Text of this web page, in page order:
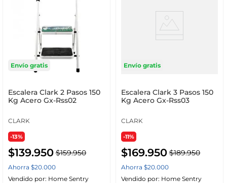
Envío gratis
Escalera Clark 2 Pasos 150
Kg Acero Gx-Rss02
CLARK
-13%
$139.950 $159.950
Ahorra $20.000
Vendido por: Home Sentry
Envío gratis
Escalera Clark 3 Pasos 150
Kg Acero Gx-Rss03
CLARK
-11%
$169.950 $189.950
Ahorra $20.000
Vendido por: Home Sentry